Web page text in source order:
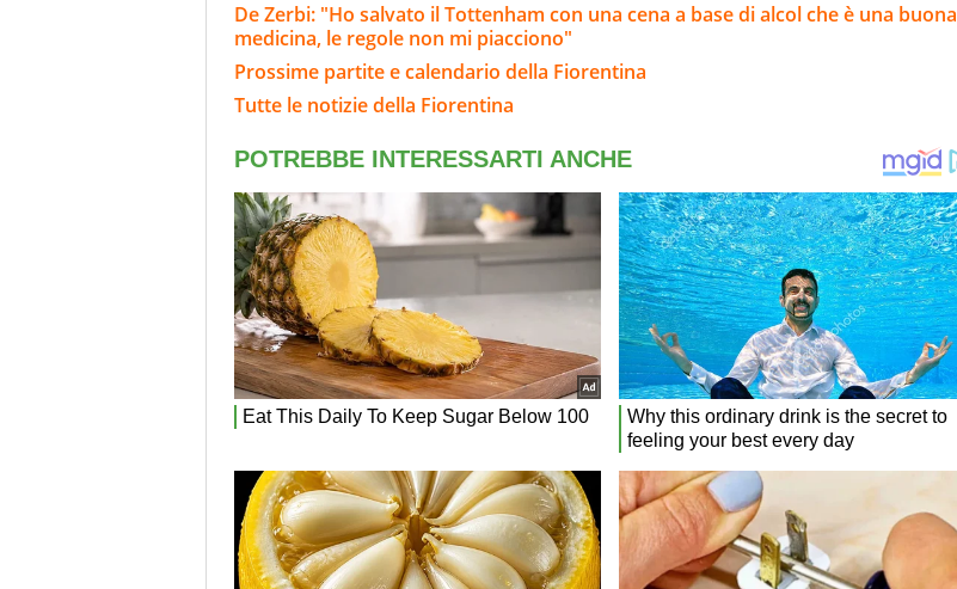
De Zerbi: "Ho salvato il Tottenham con una cena a base di alcol che è una buona
medicina, le regole non mi piacciono"
Prossime partite e calendario della Fiorentina
Tutte le notizie della Fiorentina